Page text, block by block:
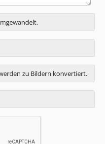
zu Bildern konvertiert.